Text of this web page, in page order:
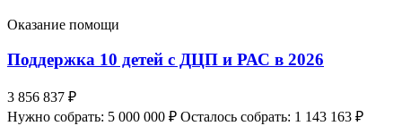
Оказание помощи
Поддержка 10 детей с ДЦП и РАС в 2026
3 856 837 ₽
Нужно собрать: 5 000 000 ₽ Осталось собрать: 1 143 163 ₽